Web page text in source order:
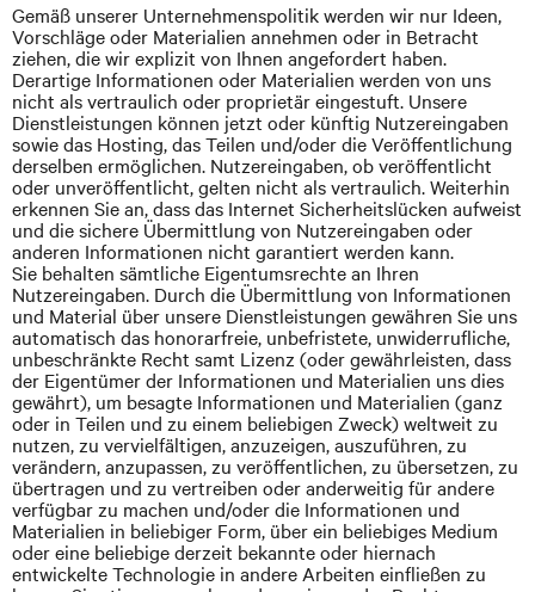
Gemäß unserer Unternehmenspolitik werden wir nur Ideen,
Vorschläge oder Materialien annehmen oder in Betracht
ziehen, die wir explizit von Ihnen angefordert haben.
Derartige Informationen oder Materialien werden von uns
nicht als vertraulich oder proprietär eingestuft. Unsere
Dienstleistungen können jetzt oder künftig Nutzereingaben
sowie das Hosting, das Teilen und/oder die Veröffentlichung
derselben ermöglichen. Nutzereingaben, ob veröffentlicht
oder unveröffentlicht, gelten nicht als vertraulich. Weiterhin
erkennen Sie an, dass das Internet Sicherheitslücken aufweist
und die sichere Übermittlung von Nutzereingaben oder
anderen Informationen nicht garantiert werden kann.
Sie behalten sämtliche Eigentumsrechte an Ihren
Nutzereingaben. Durch die Übermittlung von Informationen
und Material über unsere Dienstleistungen gewähren Sie uns
automatisch das honorarfreie, unbefristete, unwiderrufliche,
unbeschränkte Recht samt Lizenz (oder gewährleisten, dass
der Eigentümer der Informationen und Materialien uns dies
gewährt), um besagte Informationen und Materialien (ganz
oder in Teilen und zu einem beliebigen Zweck) weltweit zu
nutzen, zu vervielfältigen, anzuzeigen, auszuführen, zu
verändern, anzupassen, zu veröffentlichen, zu übersetzen, zu
übertragen und zu vertreiben oder anderweitig für andere
verfügbar zu machen und/oder die Informationen und
Materialien in beliebiger Form, über ein beliebiges Medium
oder eine beliebige derzeit bekannte oder hiernach
entwickelte Technologie in andere Arbeiten einfließen zu